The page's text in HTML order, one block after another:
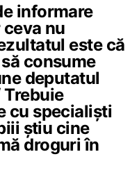
informare
nu
este că
consume
deputatul
Trebuie
cu specialiști
știu cine
droguri în